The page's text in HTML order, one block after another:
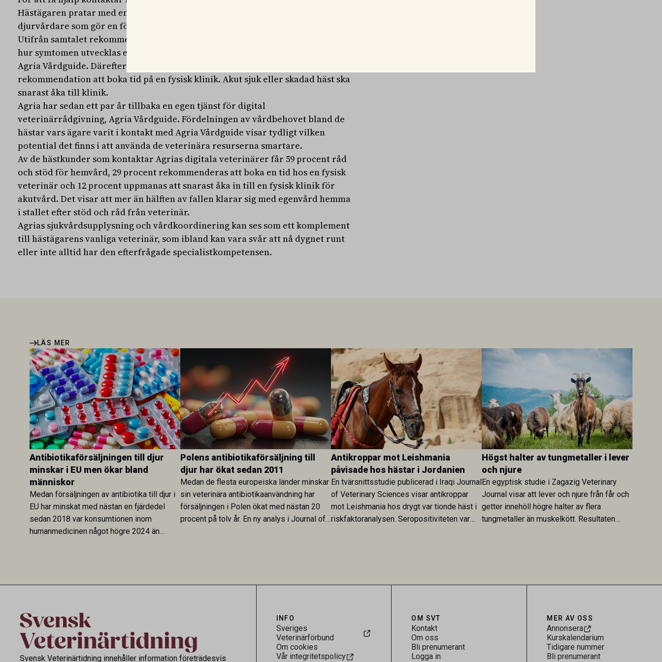
Hästägaren pratar med en legitimerad djursjukskötare eller erfaren
djurvårdare som gör en första bedömning av vårdbehovet.
Utifrån samtalet rekommenderas hästägaren att antingen att avvakta och se
hur symtomen utvecklas eller att boka ett digitalt möte med hästveterinär via
Agria Vårdguide. Därefter får hästen antingen vård hemma i stallet eller
rekommendation att boka tid på en fysisk klinik. Akut sjuk eller skadad häst ska
snarast åka till klinik.
Agria har sedan ett par år tillbaka en egen tjänst för digital
veterinärrådgivning, Agria Vårdguide. Fördelningen av vårdbehovet bland de
hästar vars ägare varit i kontakt med Agria Vårdguide visar tydligt vilken
potential det finns i att använda de veterinära resurserna smartare.
Av de hästkunder som kontaktar Agrias digitala veterinärer får 59 procent råd
och stöd för hemvård, 29 procent rekommenderas att boka en tid hos en fysisk
veterinär och 12 procent uppmanas att snarast åka in till en fysisk klinik för
akutvård. Det visar att mer än hälften av fallen klarar sig med egenvård hemma
i stallet efter stöd och råd från veterinär.
Agrias sjukvårdsupplysning och vårdkoordinering kan ses som ett komplement
till hästägarens vanliga veterinär, som ibland kan vara svår att nå dygnet runt
eller inte alltid har den efterfrågade specialistkompetensen.
LÄS MER
Antibiotikaförsäljningen till djur
minskar i EU men ökar bland
människor
Medan försäljningen av antibiotika till djur i
EU har minskat med nästan en fjärdedel
sedan 2018 var konsumtionen inom
humanmedicinen något högre 2024 än
Polens antibiotikaförsäljning till
djur har ökat sedan 2011
Medan de flesta europeiska länder minskar
sin veterinära antibiotikaanvändning har
försäljningen i Polen ökat med nästan 20
procent på tolv år. En ny analys i Journal of
Antikroppar mot Leishmania
påvisade hos hästar i Jordanien
En tvärsnittsstudie publicerad i Iraqi Journal
of Veterinary Sciences visar antikroppar
mot Leishmania hos drygt var tionde häst i
riskfaktoranalysen. Seropositiviteten var
Högst halter av tungmetaller i lever
och njure
En egyptisk studie i Zagazig Veterinary
Journal visar att lever och njure från får och
getter innehöll högre halter av flera
tungmetaller än muskelkött. Resultaten
Svensk Veterinärtidning innehåller information företrädesvis
INFO
Sveriges
Veterinärförbund
Om cookies
Vår integritetspolicy
OM SVT
Kontakt
Om oss
Bli prenumerant
Logga in
MER AV OSS
Annonsera
Kurskalendarium
Tidigare nummer
Bli prenumerant